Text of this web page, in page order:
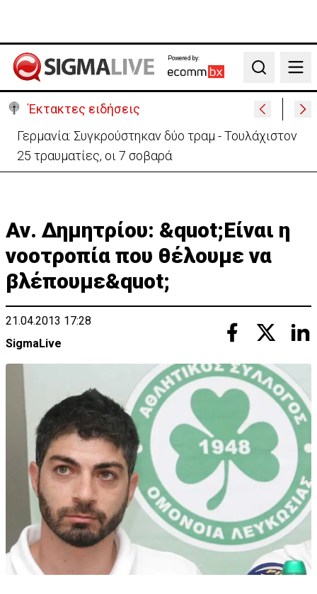
Powered by:
Search
Έκτακτες ειδήσεις
Αυτά είναι τα νέα Διοικητικά Συμβούλια των
Ημικρατικών Οργανισμών
Αν. Δημητρίου: &quot;Είναι η
νοοτροπία που θέλουμε να
βλέπουμε&quot;
21.04.2013 17:28
SigmaLive